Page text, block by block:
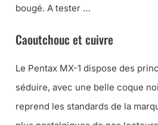
bougé. A tester …
Caoutchouc et cuivre
Le Pentax MX-1 dispose des
séduire, avec une belle coque
reprend les standards de la